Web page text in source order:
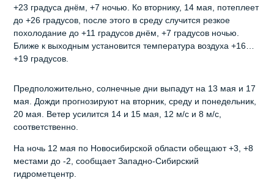
+23 градуса днём, +7 ночью. Ко вторнику, 14 мая, потеплеет
до +26 градусов, после этого в среду случится резкое
похолодание до +11 градусов днём, +7 градусов ночью.
Ближе к выходным установится температура воздуха +16…
+19 градусов.
Предположительно, солнечные дни выпадут на 13 мая и 17
мая. Дожди прогнозируют на вторник, среду и понедельник,
20 мая. Ветер усилится 14 и 15 мая, 12 м/с и 8 м/с,
соответственно.
На ночь 12 мая по Новосибирской области обещают +3, +8
местами до -2, сообщает Западно-Сибирский
гидрометцентр.